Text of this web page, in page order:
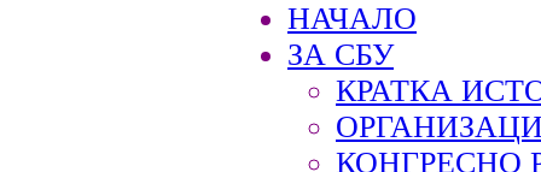
НАЧАЛО
ЗА СБУ
КРАТКА
КОНГРЕСНО